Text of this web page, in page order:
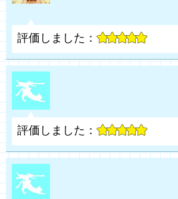
評価しました：
評価しました：